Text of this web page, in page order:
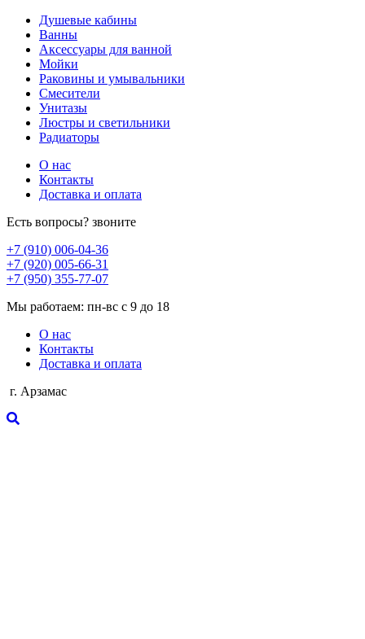
Душевые кабины
Ванны
Аксессуары для ванной
Мойки
Раковины и умывальники
Смесители
Унитазы
Люстры и светильники
Радиаторы
О нас
Контакты
Доставка и оплата
Есть вопросы? звоните
+7 (910) 006-04-36
+7 (920) 005-66-31
+7 (950) 355-77-07
Мы работаем: пн-вс с 9 до 18
О нас
Контакты
Доставка и оплата
г. Арзамас